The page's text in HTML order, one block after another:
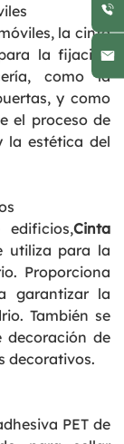
la cinta
la fijación
como la
y como
el proceso de
la estética del
Cinta
utiliza para la
Proporciona
garantizar la
También se
decoración de
decorativos.
PET de